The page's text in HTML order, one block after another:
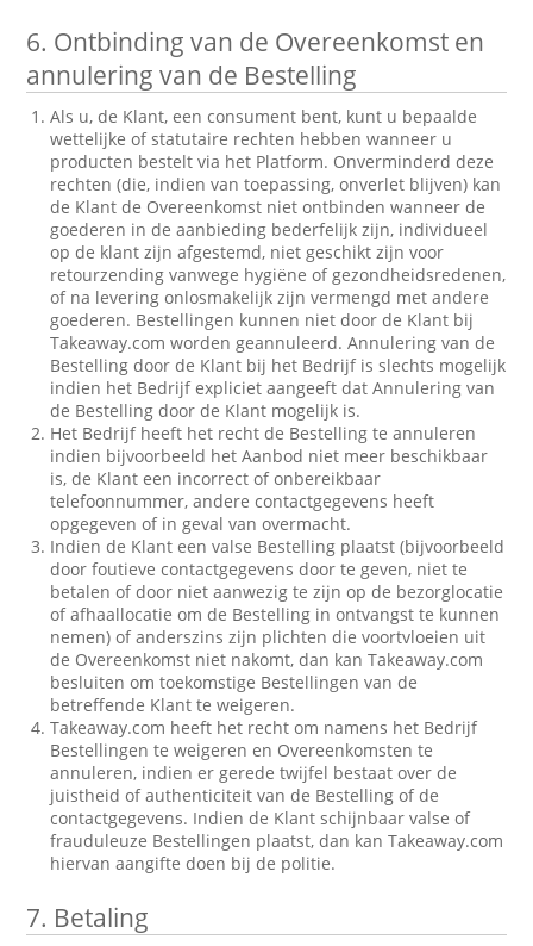
6. Ontbinding van de Overeenkomst en
annulering van de Bestelling
Als u, de Klant, een consument bent, kunt u bepaalde
wettelijke of statutaire rechten hebben wanneer u
producten bestelt via het Platform. Onverminderd deze
rechten (die, indien van toepassing, onverlet blijven) kan
de Klant de Overeenkomst niet ontbinden wanneer de
goederen in de aanbieding bederfelijk zijn, individueel
op de klant zijn afgestemd, niet geschikt zijn voor
retourzending vanwege hygiëne of gezondheidsredenen,
of na levering onlosmakelijk zijn vermengd met andere
goederen. Bestellingen kunnen niet door de Klant bij
Takeaway.com worden geannuleerd. Annulering van de
Bestelling door de Klant bij het Bedrijf is slechts mogelijk
indien het Bedrijf expliciet aangeeft dat Annulering van
de Bestelling door de Klant mogelijk is.
Het Bedrijf heeft het recht de Bestelling te annuleren
indien bijvoorbeeld het Aanbod niet meer beschikbaar
is, de Klant een incorrect of onbereikbaar
telefoonnummer, andere contactgegevens heeft
opgegeven of in geval van overmacht.
Indien de Klant een valse Bestelling plaatst (bijvoorbeeld
door foutieve contactgegevens door te geven, niet te
betalen of door niet aanwezig te zijn op de bezorglocatie
of afhaallocatie om de Bestelling in ontvangst te kunnen
nemen) of anderszins zijn plichten die voortvloeien uit
de Overeenkomst niet nakomt, dan kan Takeaway.com
besluiten om toekomstige Bestellingen van de
betreffende Klant te weigeren.
Takeaway.com heeft het recht om namens het Bedrijf
Bestellingen te weigeren en Overeenkomsten te
annuleren, indien er gerede twijfel bestaat over de
juistheid of authenticiteit van de Bestelling of de
contactgegevens. Indien de Klant schijnbaar valse of
frauduleuze Bestellingen plaatst, dan kan Takeaway.com
hiervan aangifte doen bij de politie.
7. Betaling